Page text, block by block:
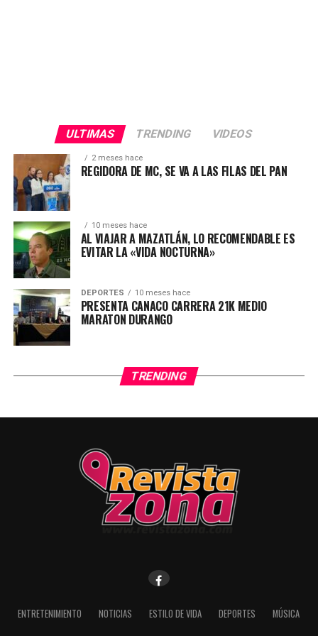
ULTIMAS TRENDING VIDEOS
2 meses hace
REGIDORA DE MC, SE VA A LAS FILAS DEL PAN
10 meses hace
AL VIAJAR A MAZATLÁN, LO RECOMENDABLE ES
EVITAR LA «VIDA NOCTURNA»
DEPORTES 10 meses hace
PRESENTA CANACO CARRERA 21K MEDIO
MARATON DURANGO
TRENDING
ENTRETENIMIENTO NOTICIAS ESTILO DE VIDA DEPORTES MÚSICA